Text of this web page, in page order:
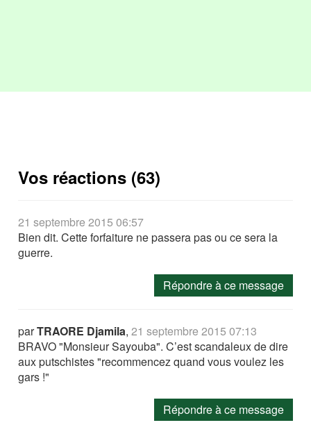
Vos réactions (63)
21 septembre 2015 06:57
Bien dit. Cette forfaiture ne passera pas ou ce sera la
guerre.
Répondre à ce message
parTRAORE Djamila,21 septembre 2015 07:13
BRAVO "Monsieur Sayouba". C’est scandaleux de dire
aux putschistes "recommencez quand vous voulez les
gars !"
Répondre à ce message